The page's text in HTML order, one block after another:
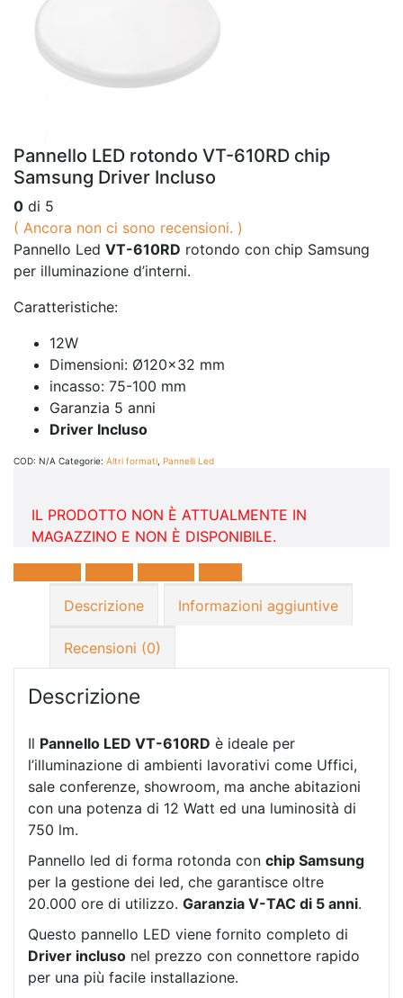
Pannello LED rotondo VT-610RD chip
Samsung Driver Incluso
0 di 5
( Ancora non ci sono recensioni. )
Pannello Led VT-610RD rotondo con chip Samsung
per illuminazione d’interni.
Caratteristiche:
12W
Dimensioni: Ø120×32 mm
incasso: 75-100 mm
Garanzia 5 anni
Driver Incluso
COD: N/A Categorie: Altri formati Pannelli Led
IL PRODOTTO NON È ATTUALMENTE IN
MAGAZZINO E NON È DISPONIBILE.
Descrizione
Informazioni aggiuntive
Recensioni (0)
Descrizione
Il Pannello LED VT-610RD è ideale per
l’illuminazione di ambienti lavorativi come Uffici,
sale conferenze, showroom, ma anche abitazioni
con una potenza di 12 Watt ed una luminosità di
750 lm.
Pannello led di forma rotonda con chip Samsung
per la gestione dei led, che garantisce oltre
20.000 ore di utilizzo. Garanzia V-TAC di 5 anni.
Questo pannello LED viene fornito completo di
Driver incluso nel prezzo con connettore rapido
per una più facile installazione.